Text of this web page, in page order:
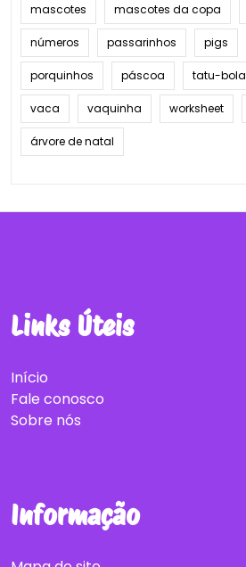
mascotes mascotes da copa
números passarinhos pigs
porquinhos páscoa tatu-bola
vaca vaquinha worksheet
árvore de natal
Links Úteis
Início
Fale conosco
Sobre nós
Informação